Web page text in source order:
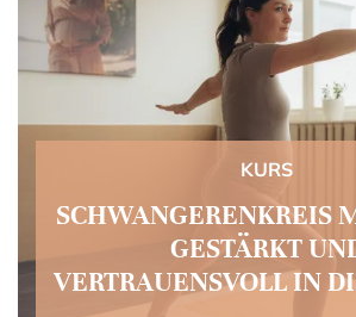
KURS
SCHWANGERENKREIS
GESTÄRKT
VERTRAUENSVOLL IN